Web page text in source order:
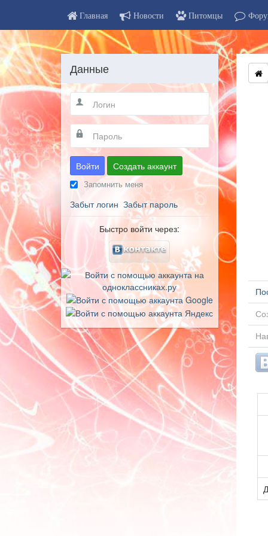
Главная Новости Питомцы
Данные
Войти Создать аккаунт
Запомнить меня
Забыт логин Забыт пароль
Быстро войти через: